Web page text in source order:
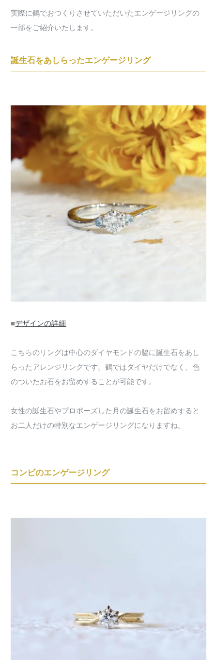
実際に鶴でおつくりさせていただいたエンゲージリングの
一部をご紹介いたします。
誕生石をあしらったエンゲージリング
■デザインの詳細
こちらのリングは中心のダイヤモンドの脇に誕生石をあし
らったアレンジリングです。鶴ではダイヤだけでなく、色
のついたお石をお留めすることが可能です。
女性の誕生石やプロポーズした月の誕生石をお留めすると
お二人だけの特別なエンゲージリングになりますね。
コンビのエンゲージリング